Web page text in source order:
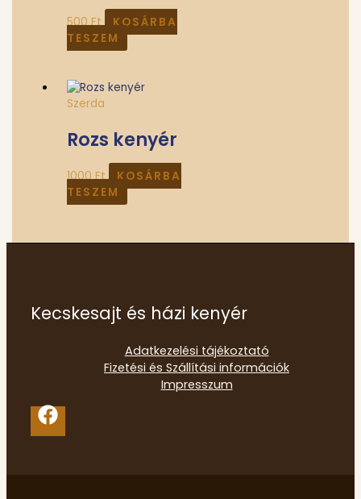
500Ft
KOSÁRBA
TESZEM
Szerda
Rozs kenyér
1000Ft
KOSÁRBA
TESZEM
Kecskesajt és házi kenyér
Adatkezelési tájékoztató
Fizetési és Szállítási információk
Impresszum